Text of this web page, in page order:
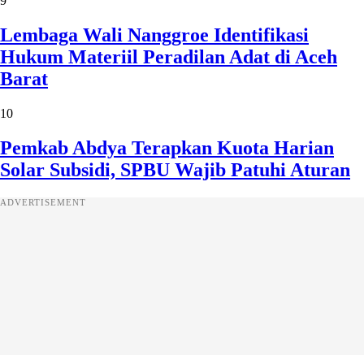
Lembaga Wali Nanggroe Identifikasi
Hukum Materiil Peradilan Adat di Aceh
Barat
10
Pemkab Abdya Terapkan Kuota Harian
Solar Subsidi, SPBU Wajib Patuhi Aturan
ADVERTISEMENT